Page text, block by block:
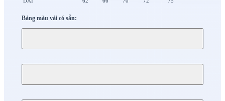
Bảng màu vải có sẵn: